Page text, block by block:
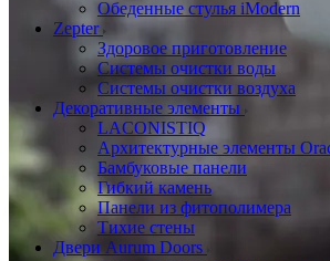
Обеденные стулья iModern
Zepter
Здоровое приготовление
Системы очистки воды
Системы очистки воздуха
Декоративные элементы
LACONISTIQ
Архитектурные элементы
Бамбуковые панели
Гибкий камень
Панели из фитополимера
Тихие стены
Двери Aurum Doors